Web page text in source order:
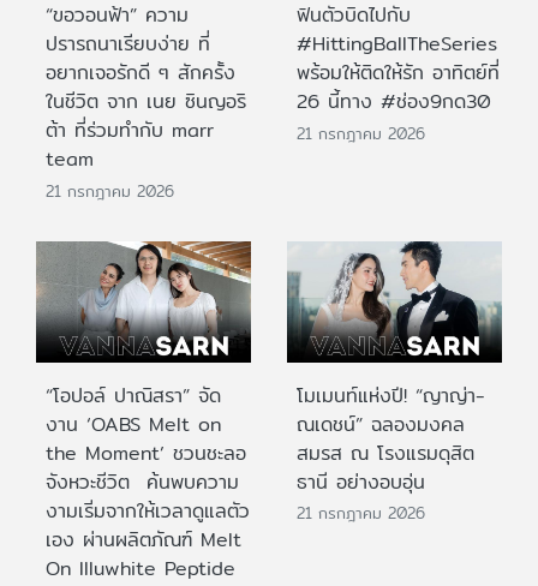
“ขอวอนฟ้า” ความ
ปรารถนาเรียบง่าย ที่
อยากเจอรักดี ๆ สักครั้ง
ในชีวิต จาก เนย ซินญอริ
ต้า ที่ร่วมทำกับ marr
team
21 กรกฎาคม 2026
ฟินตัวบิดไปกับ
#HittingBallTheSeries
พร้อมให้ติดให้รัก อาทิตย์ที่
26 นี้ทาง #ช่อง9กด30
21 กรกฎาคม 2026
“โอปอล์ ปาณิสรา” จัด
งาน ‘OABS Melt on
the Moment’ ชวนชะลอ
จังหวะชีวิต ค้นพบความ
งามเริ่มจากให้เวลาดูแลตัว
เอง ผ่านผลิตภัณฑ์ Melt
On Illuwhite Peptide
โมเมนท์แห่งปี! “ญาญ่า-
ณเดชน์” ฉลองมงคล
สมรส ณ โรงแรมดุสิต
ธานี อย่างอบอุ่น
21 กรกฎาคม 2026